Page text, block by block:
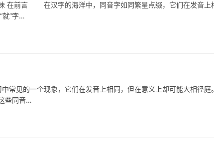
在前言 在汉字的海洋中，同音字如同繁星点缀，它们在发音上
就”字…
的一个现象，它们在发音上相同，但在意义上却可能大相径庭
些同音…